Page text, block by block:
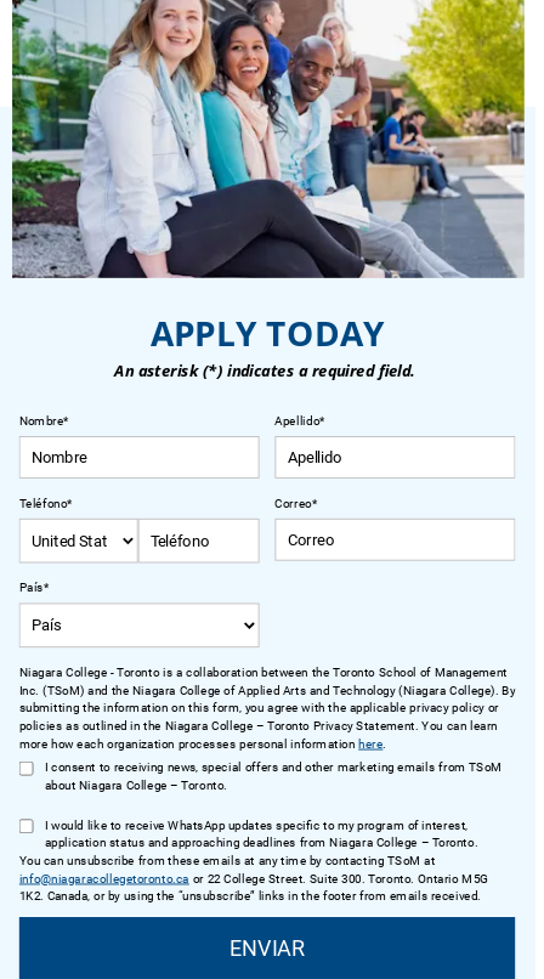
Nombre* Apellido*
Teléfono* Correo*
País*
Niagara College - Toronto is a collaboration between the Toronto School of Management
Inc. (TSoM) and the Niagara College of Applied Arts and Technology (Niagara College). By
submitting the information on this form, you agree with the applicable privacy policy or
policies as outlined in the Niagara College – Toronto Privacy Statement. You can learn
more how each organization processes personal information here.
I consent to receiving news, special offers and other marketing emails from TSoM
about Niagara College – Toronto.
I would like to receive WhatsApp updates specific to my program of interest,
application status and approaching deadlines from Niagara College – Toronto.
You can unsubscribe from these emails at any time by contacting TSoM at
info@niagaracollegetoronto.ca or 22 College Street. Suite 300. Toronto. Ontario M5G
1K2. Canada, or by using the “unsubscribe” links in the footer from emails received.
ENVIAR
APPLY TODAY
An asterisk (*) indicates a required field.